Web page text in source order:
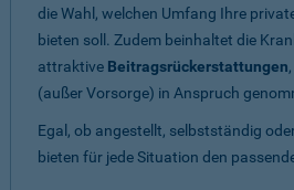
die Wahl, welchen Umfang Ihre
bieten soll. Zudem beinhaltet die
attraktive Beitragsrückerstattungen
(außer Vorsorge) in Anspruch
Egal, ob angestellt, selbstständig
bieten für jede Situation den